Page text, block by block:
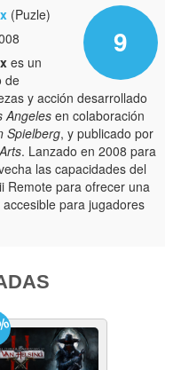
9
(Puzle)
es un
de
y acción desarrollado
Angelesen colaboración
Spielberg, y publicado por
. Lanzado en 2008 para
las capacidades del
Remote para ofrecer una
para jugadores